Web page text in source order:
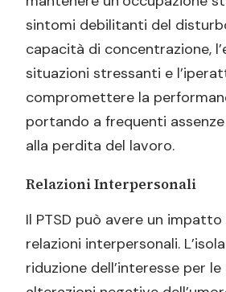
sintomi debilitanti del
capacità di concentrazione,
situazioni stressanti e
compromettere la
portando a frequenti assenze
alla perdita del lavoro.
Relazioni Interpersonali
Il PTSD può avere un
relazioni interpersonali.
riduzione dell’interesse per